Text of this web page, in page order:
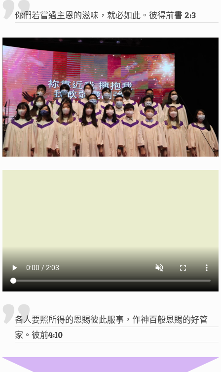
你們若嘗過主恩的滋味，就必如此。彼得前書 2:3
各人要照所得的恩賜彼此服事，作神百般恩賜的好管
家。彼前4:10